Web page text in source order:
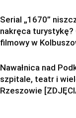
Serial „1670”
nakręca turystykę?
filmowy w
Nawałnica nad
szpitale, teatr i
Rzeszowie